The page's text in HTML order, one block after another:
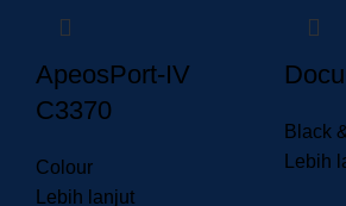
ApeosPort-IV
C3370
Colour
Lebih lanjut
Black
Lebih